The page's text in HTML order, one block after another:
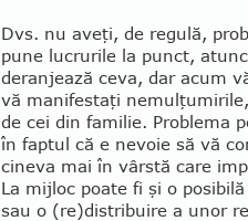
Dvs. nu aveţi, de regulă,
pune lucrurile la punct,
deranjează ceva, dar acum
vă manifestaţi
de cei din familie. Problema
în faptul că e nevoie să vă
cineva mai în vârs­­tă care
La mij­loc poate fi şi o
sau o (re)dis­tri­buire a unor